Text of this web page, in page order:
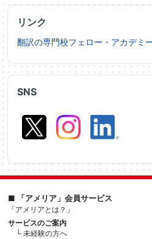
SNS
リンク
翻訳の専門校フェロー・アカデミ
■ 「アメリア」会員サービス
「アメリアとは？」
サービスのご案内
└ 未経験の方へ